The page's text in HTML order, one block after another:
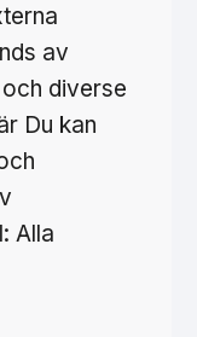
av
diverse
Du kan
Alla